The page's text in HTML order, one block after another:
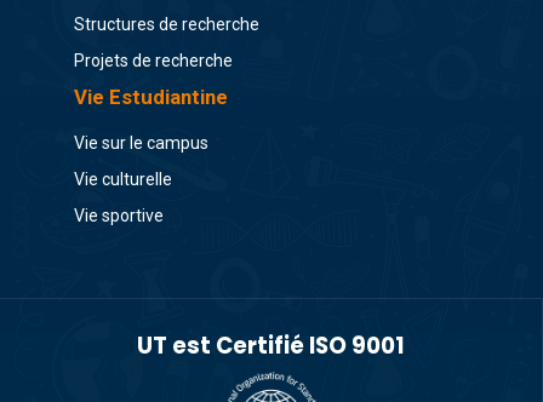
Structures de recherche
Projets de recherche
Vie Estudiantine
Vie sur le campus
Vie culturelle
Vie sportive
UT est Certifié ISO 9001